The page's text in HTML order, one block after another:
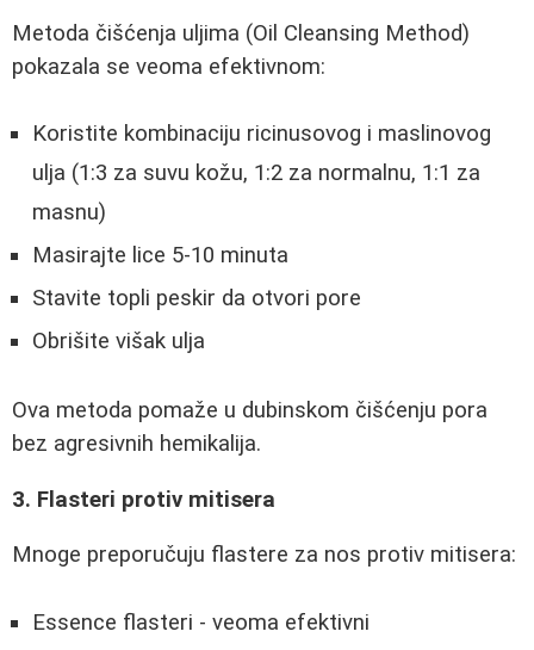
Metoda čišćenja uljima (Oil Cleansing Method)
pokazala se veoma efektivnom:
Koristite kombinaciju ricinusovog i maslinovog
ulja (1:3 za suvu kožu, 1:2 za normalnu, 1:1 za
masnu)
Masirajte lice 5-10 minuta
Stavite topli peskir da otvori pore
Obrišite višak ulja
Ova metoda pomaže u dubinskom čišćenju pora
bez agresivnih hemikalija.
3. Flasteri protiv mitisera
Mnoge preporučuju flastere za nos protiv mitisera:
Essence flasteri - veoma efektivni